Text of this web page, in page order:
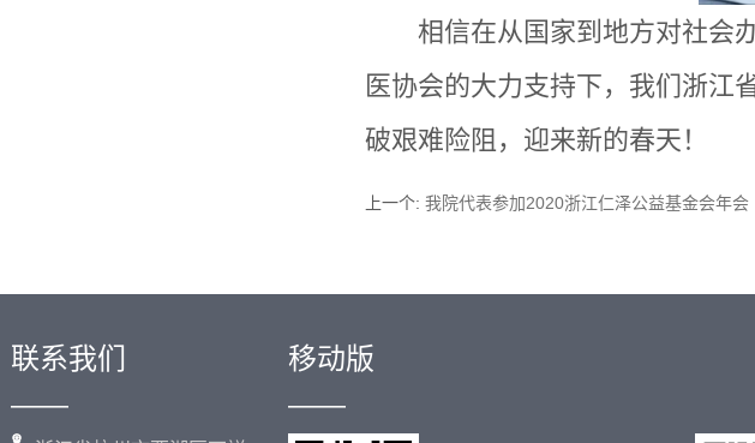
相信在从国家到地方对社会
医协会的大力支持下，我们浙江
破艰难险阻，迎来新的春天！
上一个: 我院代表参加2020浙江仁泽公益基金会年会
联系我们
——
移动版
——